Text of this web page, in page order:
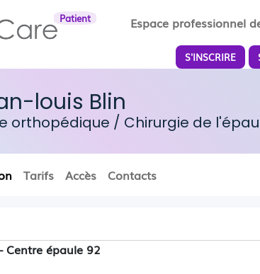
Patient Espace professionnel
S'INSCRIRE
louis Blin
orthopédique / Chirurgie de
Tarifs Accès Contacts
Centre épaule 92